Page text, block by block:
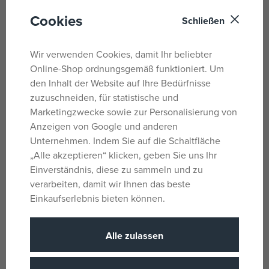
auf Lager
14,89 €
batteriebetrieben, mit USB-
UVP:40,99 €
LED-Karaoke-Mikrofon
27,09 €
Batterien in einer Box (17 x 34 x
beim Lieferanten vorrätig
UVP:18,09 €
Cookies Schließen
Wir verwenden Cookies, damit Ihr beliebter
Online-Shop ordnungsgemäß funktioniert. Um
den Inhalt der Website auf Ihre Bedürfnisse
zuzuschneiden, für statistische und
Marketingzwecke sowie zur Personalisierung von
Anzeigen von Google und anderen
Unternehmen. Indem Sie auf die Schaltfläche
„Alle akzeptieren“ klicken, geben Sie uns Ihr
Einverständnis, diese zu sammeln und zu
verarbeiten, damit wir Ihnen das beste
Einkaufserlebnis bieten können.
Alle zulassen